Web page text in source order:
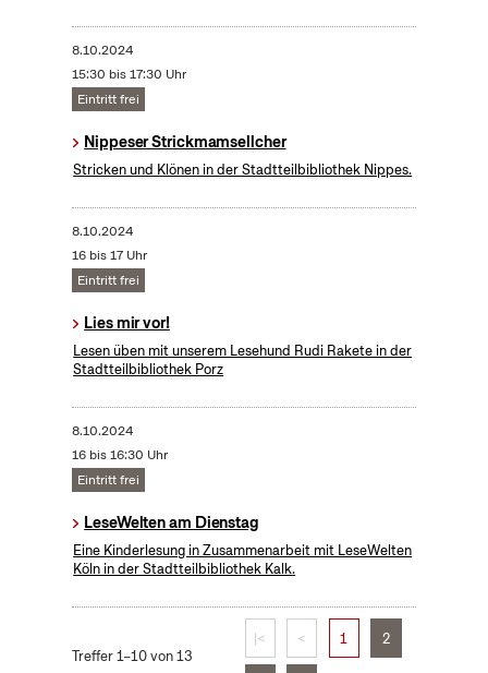
8.10.2024
15:30 bis 17:30 Uhr
Eintritt frei
Nippeser Strickmamsellcher
Stricken und Klönen in der Stadtteilbibliothek Nippes.
8.10.2024
16 bis 17 Uhr
Eintritt frei
Lies mir vor!
Lesen üben mit unserem Lesehund Rudi Rakete in der
Stadtteilbibliothek Porz
8.10.2024
16 bis 16:30 Uhr
Eintritt frei
LeseWelten am Dienstag
Eine Kinderlesung in Zusammenarbeit mit LeseWelten
Köln in der Stadtteilbibliothek Kalk.
Treffer 1–10 von 13
|< < 1 2